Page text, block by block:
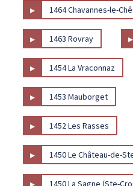
▸ 1464 Chavannes-le-
▸ 1463 Rovray ▸
▸ 1454 La Vraconnaz
▸ 1453 Mauborget
▸ 1452 Les Rasses
▸ 1450 Le Château-de-
1450 La Sagne (Ste-